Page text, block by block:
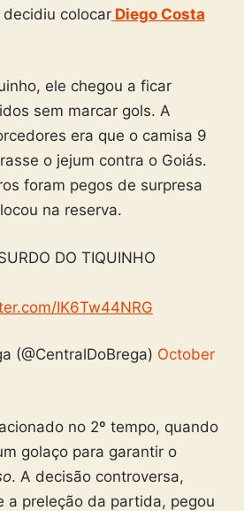
colocarDiego Costa
ele chegou a ficar
sem marcar gols. A
era que o camisa 9
o jejum contra o Goiás.
foram pegos de surpresa
na reserva.
DO TIQUINHO
IK6Tw44NRG
(@CentralDoBrega) October
no 2º tempo, quando
golaço para garantir o
. A decisão controversa,
a preleção da partida, pegou